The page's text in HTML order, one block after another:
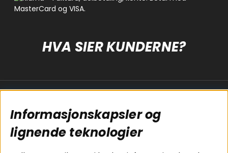
HVA SIER KUNDERNE?
Koblingsguide for
subwoofers
Tilkobling av
Cookies
Kjøpsvilkår
Personvernpolicy
Informasjonskapsler og
lignende teknologier